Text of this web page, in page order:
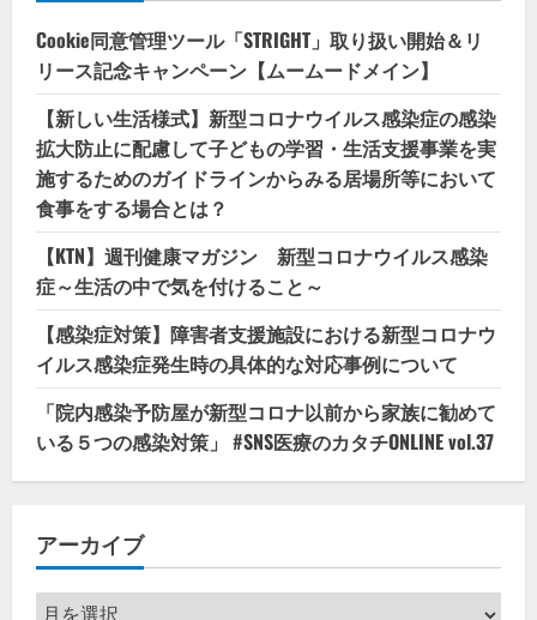
Cookie同意管理ツール「STRIGHT」取り扱い開始＆リ
リース記念キャンペーン【ムームードメイン】
【新しい生活様式】新型コロナウイルス感染症の感染
拡大防止に配慮して子どもの学習・生活支援事業を実
施するためのガイドラインからみる居場所等において
食事をする場合とは？
【KTN】週刊健康マガジン 新型コロナウイルス感染
症～生活の中で気を付けること～
【感染症対策】障害者支援施設における新型コロナウ
イルス感染症発生時の具体的な対応事例について
「院内感染予防屋が新型コロナ以前から家族に勧めて
いる５つの感染対策」 #SNS医療のカタチONLINE vol.37
アーカイブ
ア